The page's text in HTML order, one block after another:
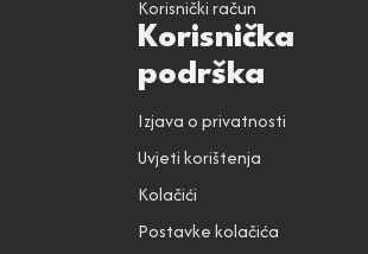
Korisnički račun
Korisnička
podrška
Izjava o privatnosti
Uvjeti korištenja
Kolačići
Postavke kolačića